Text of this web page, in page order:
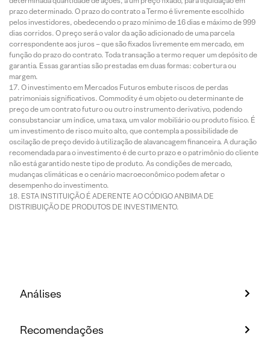
prazo determinado. O prazo do contrato a Termo é livremente escolhido
pelos investidores, obedecendo o prazo mínimo de 16 dias e máximo de 999
dias corridos. O preço será o valor da ação adicionado de uma parcela
correspondente aos juros – que são fixados livremente em mercado, em
função do prazo do contrato. Toda transação a termo requer um depósito de
garantia. Essas garantias são prestadas em duas formas: cobertura ou
margem.
O investimento em Mercados Futuros embute riscos de perdas
patrimoniais significativos. Commodity é um objeto ou determinante de
preço de um contrato futuro ou outro instrumento derivativo, podendo
consubstanciar um índice, uma taxa, um valor mobiliário ou produto físico. É
um investimento de risco muito alto, que contempla a possibilidade de
oscilação de preço devido à utilização de alavancagem financeira. A duração
recomendada para o investimento é de curto prazo e o patrimônio do cliente
não está garantido neste tipo de produto. As condições de mercado,
mudanças climáticas e o cenário macroeconômico podem afetar o
desempenho do investimento.
ESTA INSTITUIÇÃO É ADERENTE AO CÓDIGO ANBIMA DE
DISTRIBUIÇÃO DE PRODUTOS DE INVESTIMENTO.
Análises
Recomendações